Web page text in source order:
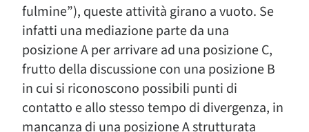
fulmine”), queste attività girano a vuoto. Se
infatti una mediazione parte da una
posizione A per arrivare ad una posizione C,
frutto della discussione con una posizione B
in cui si riconoscono possibili punti di
contatto e allo stesso tempo di divergenza, in
mancanza di una posizione A strutturata